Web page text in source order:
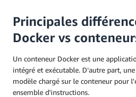
Principales
Docker vs
Un conteneur Docker est une
intégré et exécutable. D'autre part,
modèle chargé sur le conteneur pour
ensemble d'instructions.